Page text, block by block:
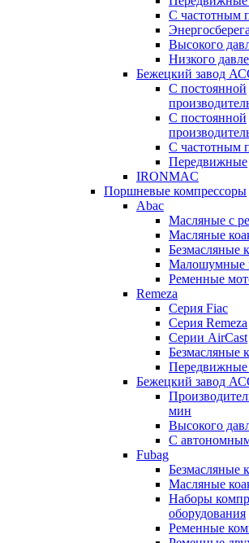
С частотным
Высокого
Низкого
Бежецкий завод
C постоянной
C постоянной
С частотным
Передвижные
IRONMAC
Поршневые компрессоры
Abac
Масляные с
Маcляные
Безмаcляные
Малошумные
Ременные
Remeza
Серия Fiac
Серия Remeza
Серии AirCast
Безмасляные
Передвижные
Бежецкий завод
мин
Высокого
С
Fubag
Безмасляные
Маcляные
Наборы
оборудования
Ременные